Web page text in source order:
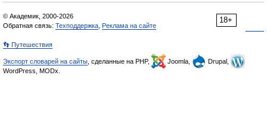
18+
© Академик, 2000-2026
Обратная связь: Техподдержка Реклама на сайте
👣 Путешествия
Экспорт словарей на сайты , сделанные на PHP, Joomla,
Drupal,
WordPress, MODx.